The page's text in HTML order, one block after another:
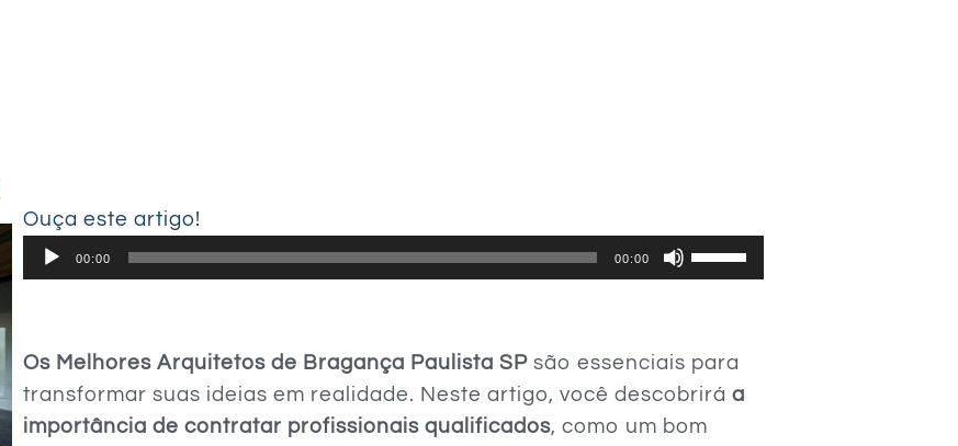
Ouça este artigo!
Tocador
de
00:00 00:00
Use
as
cima
Os Melhores Arquitetos de Bragança Paulista SP são essenciais para
transformar suas ideias em realidade. Neste artigo, você descobriráa
importância de contratar profissionais qualificados, como um bom